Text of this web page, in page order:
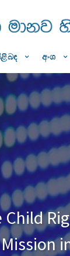
අංශ
Child